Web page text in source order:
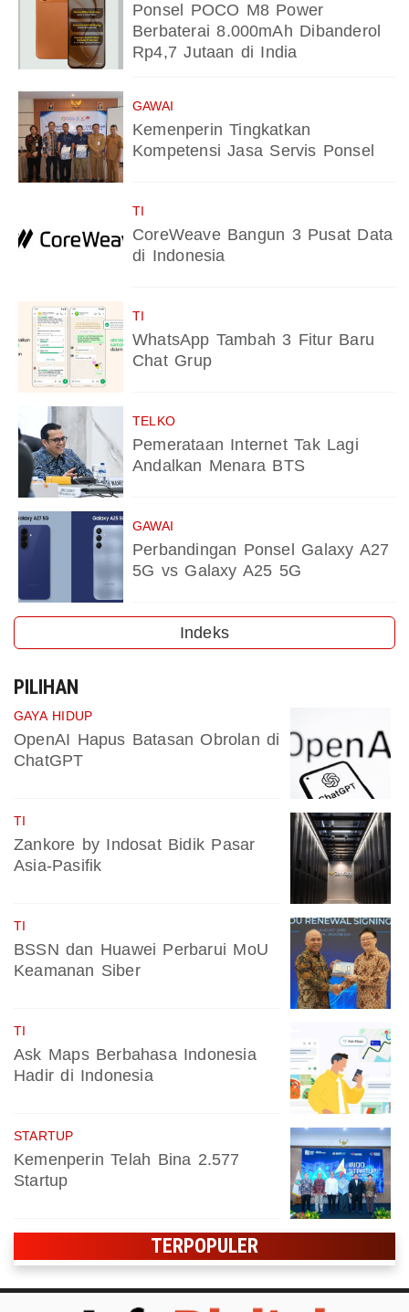
Ponsel POCO M8 Power
Berbaterai 8.000mAh Dibanderol
Rp4,7 Jutaan di India
GAWAI
Kemenperin Tingkatkan
Kompetensi Jasa Servis Ponsel
TI
CoreWeave Bangun 3 Pusat Data
di Indonesia
TI
WhatsApp Tambah 3 Fitur Baru
Chat Grup
TELKO
Pemerataan Internet Tak Lagi
Andalkan Menara BTS
GAWAI
Perbandingan Ponsel Galaxy A27
5G vs Galaxy A25 5G
Indeks
PILIHAN
GAYA HIDUP
OpenAI Hapus Batasan Obrolan di
ChatGPT
TI
Zankore by Indosat Bidik Pasar
Asia-Pasifik
TI
BSSN dan Huawei Perbarui MoU
Keamanan Siber
TI
Ask Maps Berbahasa Indonesia
Hadir di Indonesia
STARTUP
Kemenperin Telah Bina 2.577
Startup
TERPOPULER